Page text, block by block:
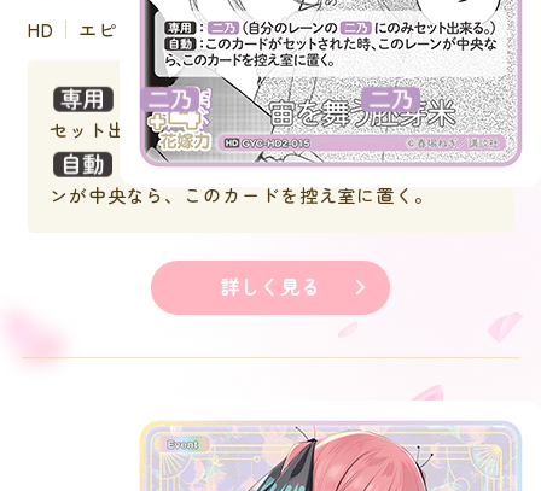
HD エピソード
（自分のレーンの
にのみ
セット出来る。）
：このカードがセットされた時、このレー
ンが中央なら、このカードを控え室に置く。
詳しく見る